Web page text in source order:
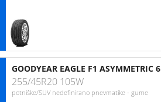
GOODYEAR EAGLE F1 ASYMMETRIC 6
255/45R20 105W
potniške/SUV nedefinirano pnevmatike - gume